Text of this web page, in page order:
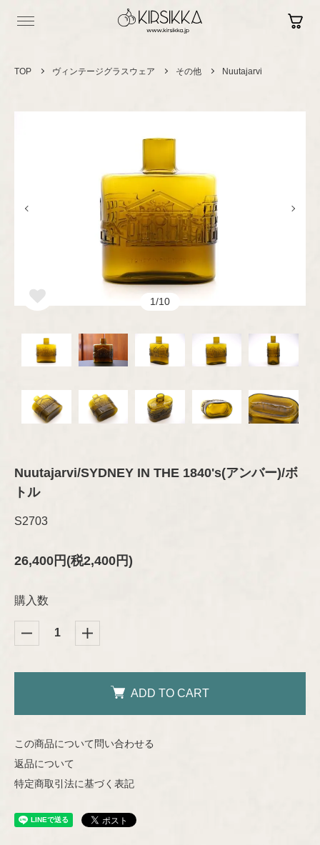
Sign up Shopping Guide
ヴィンテージ
カップ＆ソーサー
プレート/ボウル
その他
グラスウェア
プレート/ボウル
オブジェ
琺瑯（ホーロー）
カトラリー
布製品
アクセサリー
木製品
テーブルウェア
書籍
ポスター/ポストカード
Brand New 現行品
グラスウェア
木製品
ファッション
Brand ブランド
ARABIA
（GEFLE/KARLSKRONA）
Riihimäen Lasi
marimekko
aarikka
Designer デザイナー
Birger Kaipiainen
Heikki Orvola
Heljä Liukko-Sundström
Hilkka-Liisa Ahola
Jens H.Quistgaard
Jorma Vennola
TOP ヴィンテージグラスウェア その他 Nuutajarvi
1/10
Nuutajarvi/SYDNEY IN THE 1840's(アンバー)/ボ
トル
S2703
26,400円(税2,400円)
購入数
ADD TO CART
この商品について問い合わせる
返品について
特定商取引法に基づく表記